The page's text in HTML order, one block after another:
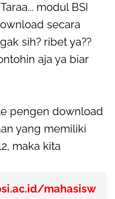
modul BSI
secara
sih? ribet ya??
aja ya biar
pengen download
yang memiliki
maka kita
mahasisw